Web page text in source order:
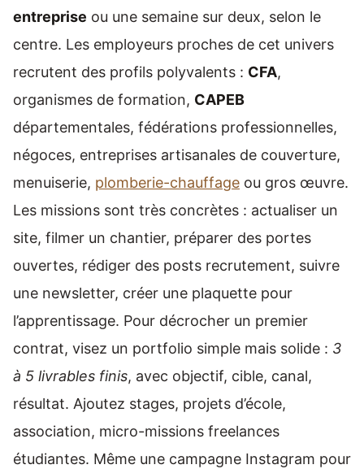
entreprise ou une semaine sur deux, selon le
centre. Les employeurs proches de cet univers
recrutent des profils polyvalents : CFA,
organismes de formation, CAPEB
départementales, fédérations professionnelles,
négoces, entreprises artisanales de couverture,
menuiserie, plomberie-chauffage ou gros œuvre.
Les missions sont très concrètes : actualiser un
site, filmer un chantier, préparer des portes
ouvertes, rédiger des posts recrutement, suivre
une newsletter, créer une plaquette pour
l’apprentissage. Pour décrocher un premier
contrat, visez un portfolio simple mais solide : 3
à 5 livrables finis, avec objectif, cible, canal,
résultat. Ajoutez stages, projets d’école,
association, micro-missions freelances
étudiantes. Même une campagne Instagram pour